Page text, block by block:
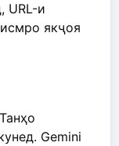
URL-и
якҷоя
Танҳо
Gemini